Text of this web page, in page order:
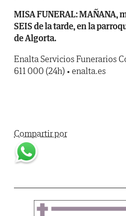
MISA FUNERAL: MAÑANA,
SEIS de la tarde, en la
de Algorta.
Enalta Servicios Funerarios
611 000 (24h) • enalta.es
Compartir por